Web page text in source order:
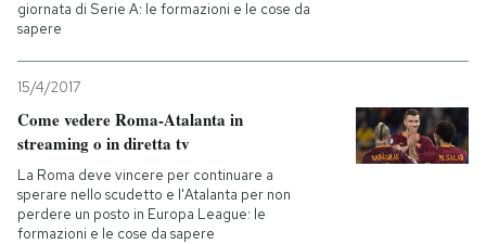
giornata di Serie A: le formazioni e le cose da
sapere
15/4/2017
Come vedere Roma-Atalanta in
streaming o in diretta tv
La Roma deve vincere per continuare a
sperare nello scudetto e l'Atalanta per non
perdere un posto in Europa League: le
formazioni e le cose da sapere